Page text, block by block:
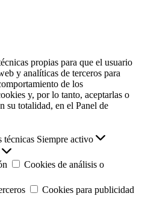
propias para que el usuario
y analíticas de terceros para
de los
y, por lo tanto, aceptarlas o
su totalidad, en el Panel de
técnicas Siempre activo
Cookies de análisis o
Cookies para publicidad